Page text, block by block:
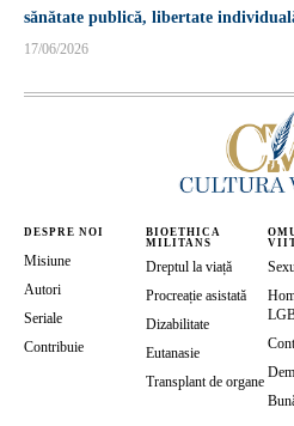
sănătate publică, libertate
17/06/2026
DESPRE NOI
Misiune
Autori
Seriale
Contribuie
BIOETHICA
MILITANS
Dreptul la viață
Procreație asistată
Dizabilitate
Eutanasie
Transplant de organe